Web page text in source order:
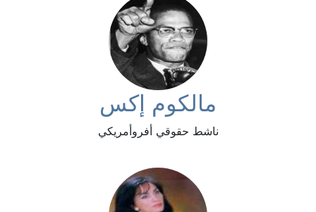
مالكوم إكس
ناشط حقوقي أفروأمريكي